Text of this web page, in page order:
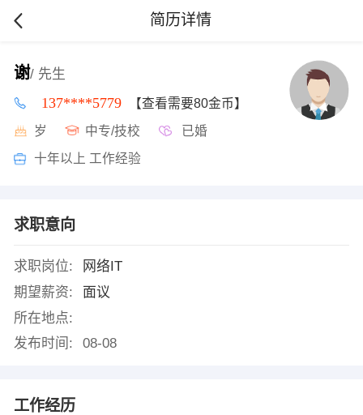
简历详情
谢/ 先生
137****5779 【查看需要80金币】
岁 中专/技校 已婚
十年以上 工作经验
求职意向
求职岗位:
网络IT
期望薪资:
面议
所在地点:
发布时间:
08-08
工作经历